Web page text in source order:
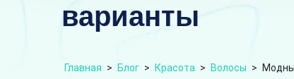
варианты
Главная > Блог > Красота > Волосы >